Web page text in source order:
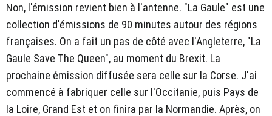
Non, l'émission revient bien à l'antenne. "La Gaule" est une
collection d'émissions de 90 minutes autour des régions
françaises. On a fait un pas de côté avec l'Angleterre, "La
Gaule Save The Queen", au moment du Brexit. La
prochaine émission diffusée sera celle sur la Corse. J'ai
commencé à fabriquer celle sur l'Occitanie, puis Pays de
la Loire, Grand Est et on finira par la Normandie. Après, on